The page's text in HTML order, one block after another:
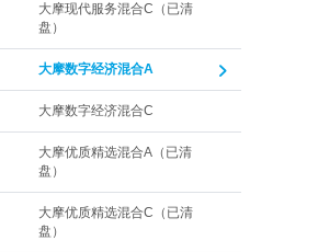
大摩现代服务混合C（已清
盘）
大摩数字经济混合A
大摩数字经济混合C
大摩优质精选混合A（已清
盘）
大摩优质精选混合C（已清
盘）